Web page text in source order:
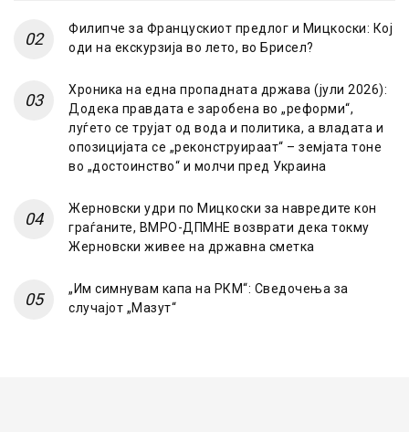
Филипче за Францускиот предлог и Мицкоски: Кој
оди на екскурзија во лето, во Брисел?
Хроника на една пропадната држава (јули 2026):
Додека правдата е заробена во „реформи“,
луѓето се трујат од вода и политика, а владата и
опозицијата се „реконструираат“ – земјата тоне
во „достоинство“ и молчи пред Украина
Жерновски удри по Мицкоски за навредите кон
граѓаните, ВМРО-ДПМНЕ возврати дека токму
Жерновски живее на државна сметка
„Им симнувам капа на РКМ“: Сведочења за
случајот „Мазут“